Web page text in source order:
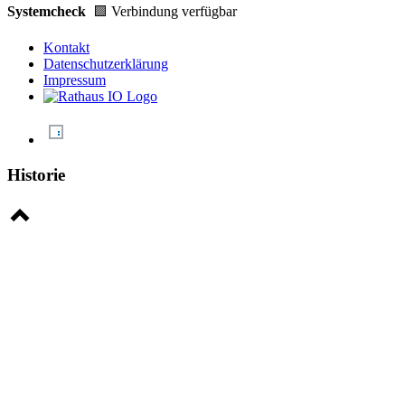
Systemcheck 🟩 Verbindung verfügbar
Kontakt
Datenschutzerklärung
Impressum
Historie